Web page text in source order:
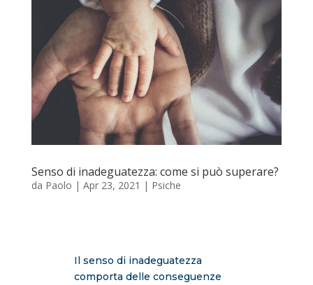
Senso di inadeguatezza: come si può superare?
da Paolo | Apr 23, 2021 | Psiche
Il senso di inadeguatezza
comporta delle conseguenze